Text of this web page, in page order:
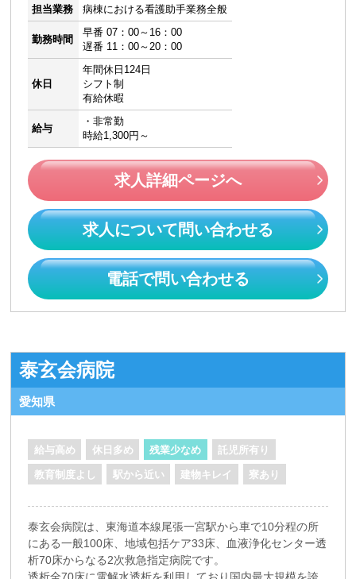
担当業務
病棟における看護助手業務全般
勤務時間
早番 07：00～16：00
遅番 11：00～20：00
休日
年間休日124日
シフト制
有給休暇
給与
・非常勤
時給1,300円～
求人詳細ページへ
求人について問い合わせる
電話で問い合わせる
泰玄会病院
愛知県
給与高め 休日多め 残業少なめ 託児所有り
教育制度よし 駅から近い 建物キレイ 寮あり
泰玄会病院は、東海道本線尾張一宮駅から車で10分程の所
にある一般100床、地域包括ケア33床、血液浄化センター透
析70床からなる2次救急指定病院です。